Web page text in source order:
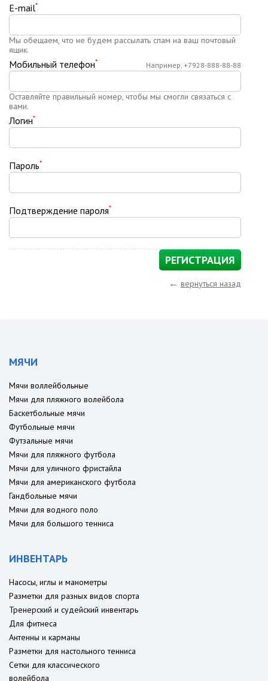
E-mail*
Мы обещаем, что не будем рассылать спам на ваш почтовый
ящик.
Мобильный телефон*
Оставляйте правильный номер, чтобы мы смогли связаться с
вами.
Например, +7928-888-88-88
Логин*
Пароль*
Подтверждение пароля*
← вернуться назад
МЯЧИ
Мячи воллейбольные
Мячи для пляжного волейбола
Баскетбольные мячи
Футбольные мячи
Футзальные мячи
Мячи для пляжного футбола
Мячи для уличного фристайла
Мячи для американского футбола
Гандбольные мячи
Мячи для водного поло
Мячи для большого тенниса
ИНВЕНТАРЬ
Насосы, иглы и манометры
Разметки для разных видов спорта
Тренерский и судейский инвентарь
Для фитнеса
Антенны и карманы
Разметки для настольного тенниса
Сетки для классического
волейбола